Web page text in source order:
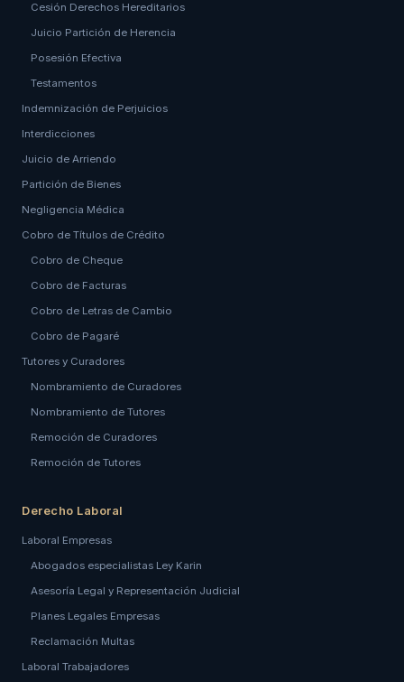
Cesión Derechos Hereditarios
Juicio Partición de Herencia
Posesión Efectiva
Testamentos
Indemnización de Perjuicios
Interdicciones
Juicio de Arriendo
Partición de Bienes
Negligencia Médica
Cobro de Títulos de Crédito
Cobro de Cheque
Cobro de Facturas
Cobro de Letras de Cambio
Cobro de Pagaré
Tutores y Curadores
Nombramiento de Curadores
Nombramiento de Tutores
Remoción de Curadores
Remoción de Tutores
Derecho Laboral
Laboral Empresas
Abogados especialistas Ley Karin
Asesoría Legal y Representación Judicial
Planes Legales Empresas
Reclamación Multas
Laboral Trabajadores